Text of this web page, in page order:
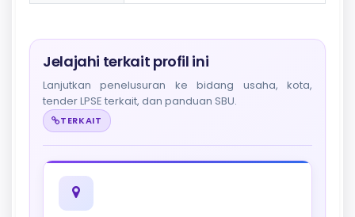
Jelajahi terkait profil ini
Lanjutkan penelusuran ke bidang usaha, kota,
tender LPSE terkait, dan panduan SBU.
TERKAIT